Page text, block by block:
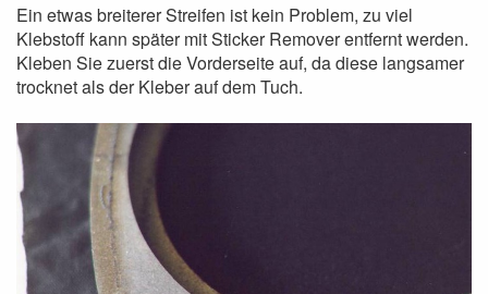
Ein etwas breiterer Streifen ist kein Problem, zu viel
Klebstoff kann später mit Sticker Remover entfernt werden.
Kleben Sie zuerst die Vorderseite auf, da diese langsamer
trocknet als der Kleber auf dem Tuch.